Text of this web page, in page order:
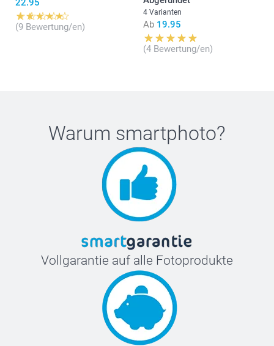
22.95
(9 Bewertung/en)
4 Varianten
Ab 19.95
(4 Bewertung/en)
Warum smartphoto?
Vollgarantie auf alle Fotoprodukte